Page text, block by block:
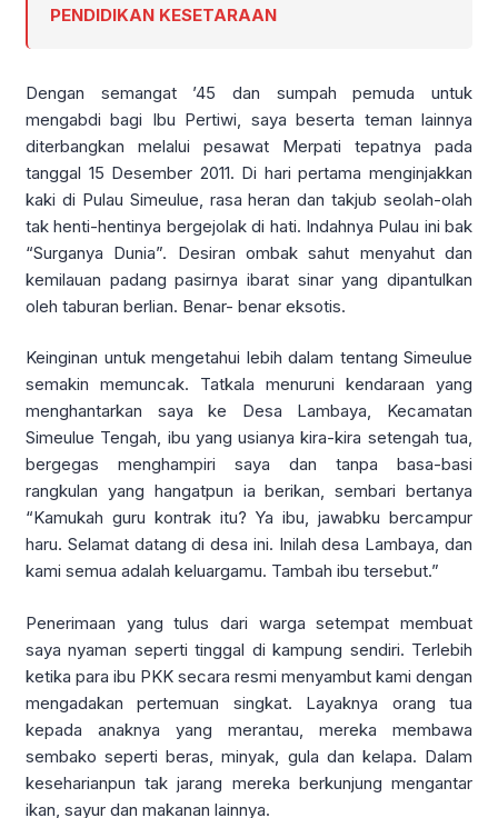
PENDIDIKAN KESETARAAN
Dengan semangat ’45 dan sumpah pemuda untuk
mengabdi bagi Ibu Pertiwi, saya beserta teman lainnya
diterbangkan melalui pesawat Merpati tepatnya pada
tanggal 15 Desember 2011. Di hari pertama menginjakkan
kaki di Pulau Simeulue, rasa heran dan takjub seolah-olah
tak henti-hentinya bergejolak di hati. Indahnya Pulau ini bak
“Surganya Dunia”. Desiran ombak sahut menyahut dan
kemilauan padang pasirnya ibarat sinar yang dipantulkan
oleh taburan berlian. Benar- benar eksotis.
Keinginan untuk mengetahui lebih dalam tentang Simeulue
semakin memuncak. Tatkala menuruni kendaraan yang
menghantarkan saya ke Desa Lambaya, Kecamatan
Simeulue Tengah, ibu yang usianya kira-kira setengah tua,
bergegas menghampiri saya dan tanpa basa-basi
rangkulan yang hangatpun ia berikan, sembari bertanya
“Kamukah guru kontrak itu? Ya ibu, jawabku bercampur
haru. Selamat datang di desa ini. Inilah desa Lambaya, dan
kami semua adalah keluargamu. Tambah ibu tersebut.”
Penerimaan yang tulus dari warga setempat membuat
saya nyaman seperti tinggal di kampung sendiri. Terlebih
ketika para ibu PKK secara resmi menyambut kami dengan
mengadakan pertemuan singkat. Layaknya orang tua
kepada anaknya yang merantau, mereka membawa
sembako seperti beras, minyak, gula dan kelapa. Dalam
keseharianpun tak jarang mereka berkunjung mengantar
ikan, sayur dan makanan lainnya.